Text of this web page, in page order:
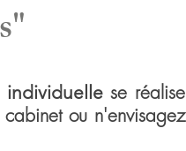
individuellese réalise
ou n'envisagez